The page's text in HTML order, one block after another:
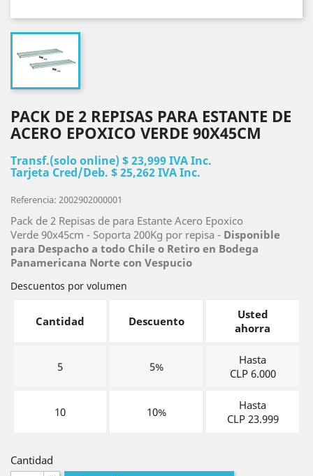
PACK DE 2 REPISAS PARA ESTANTE DE
ACERO EPOXICO VERDE 90X45CM
Transf.(solo online) $ 23,999 IVA Inc.
Tarjeta Cred/Deb. $ 25,262 IVA Inc.
Referencia: 2002902000001
Pack de 2 Repisas de para Estante Acero Epoxico
Verde 90x45cm - Soporta 200Kg por repisa - Disponible
para Despacho a todo Chile o Retiro en Bodega
Panamericana Norte con Vespucio
Descuentos por volumen
Cantidad Descuento
Usted
ahorra
5 5%
Hasta
CLP 6.000
10 10%
Hasta
CLP 23.999
Cantidad